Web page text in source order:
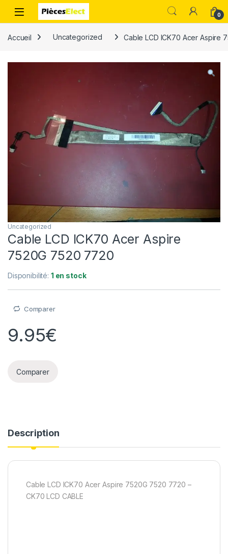
0
Accueil Uncategorized Cable LCD ICK70 Acer Aspire
Uncategorized
Cable LCD ICK70 Acer Aspire
7520G 7520 7720
Disponibilité: 1 en stock
Comparer
9.95€
Comparer
Description
Cable LCD ICK70 Acer Aspire 7520G 7520 7720 –
CK70 LCD CABLE